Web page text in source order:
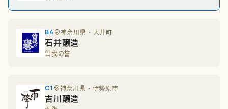
B4 神奈川県・大井町
石井醸造
曽我の誉
C1 神奈川県・伊勢原市
吉川醸造